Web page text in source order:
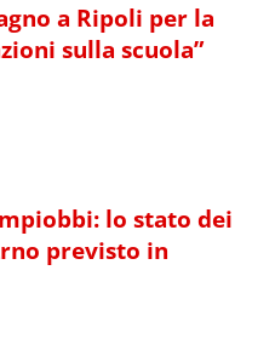
a Ripoli per la
sulla scuola”
lo stato dei
previsto in